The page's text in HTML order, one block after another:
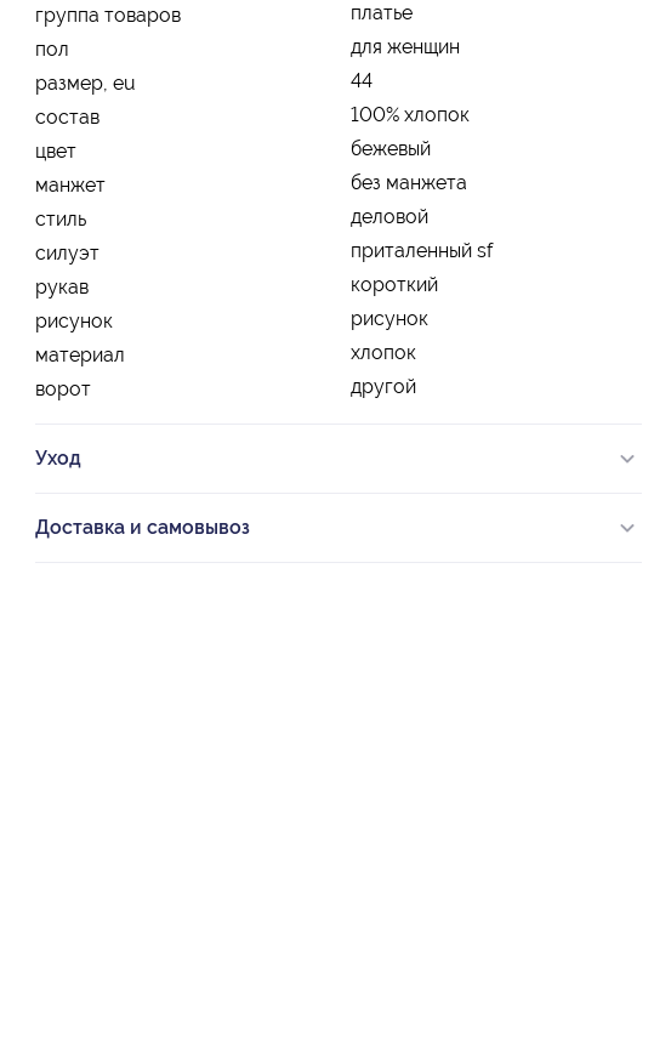
группа товаров
платье
пол
для женщин
размер, eu
44
состав
100% хлопок
цвет
бежевый
манжет
без манжета
стиль
деловой
силуэт
приталенный sf
рукав
короткий
рисунок
рисунок
материал
хлопок
ворот
другой
Уход
Доставка и самовывоз